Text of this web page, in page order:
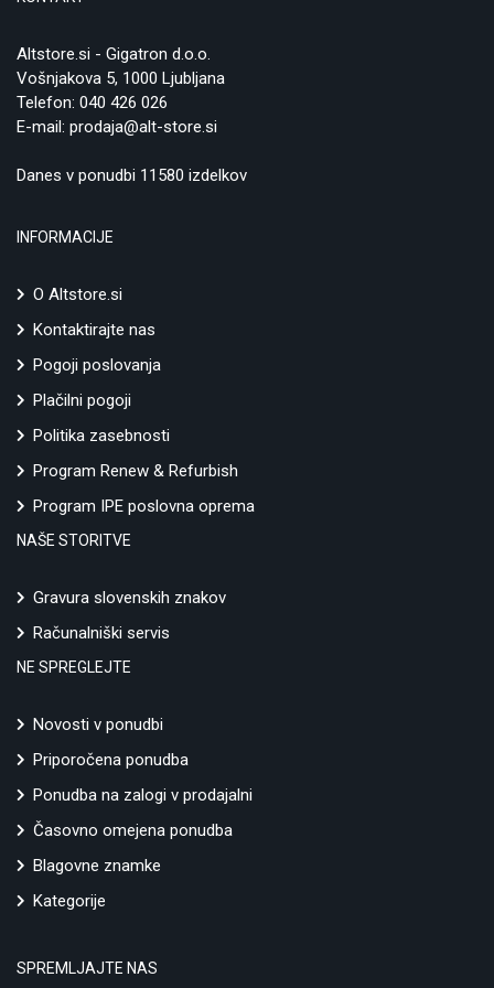
Altstore.si - Gigatron d.o.o.
Vošnjakova 5, 1000 Ljubljana
Telefon: 040 426 026
E-mail: prodaja@alt-store.si
Danes v ponudbi 11580 izdelkov
INFORMACIJE
O Altstore.si
Kontaktirajte nas
Pogoji poslovanja
Plačilni pogoji
Politika zasebnosti
Program Renew & Refurbish
Program IPE poslovna oprema
NAŠE STORITVE
Gravura slovenskih znakov
Računalniški servis
NE SPREGLEJTE
Novosti v ponudbi
Priporočena ponudba
Ponudba na zalogi v prodajalni
Časovno omejena ponudba
Blagovne znamke
Kategorije
SPREMLJAJTE NAS